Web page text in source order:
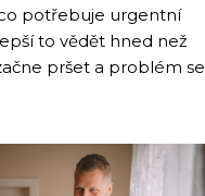
potřebuje urgentní
to vědět hned než
pršet a problém se